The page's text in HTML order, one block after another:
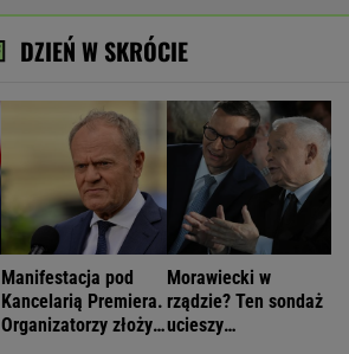
DZIEŃ W SKRÓCIE
Manifestacja pod
Kancelarią Premiera.
Organizatorzy złożyli
Morawiecki w
rządzie? Ten sondaż
ucieszy